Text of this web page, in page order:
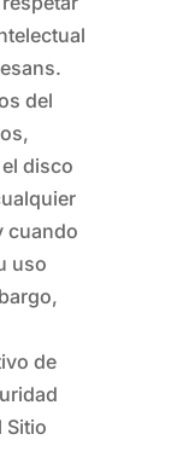
.
del
disco
cuando
uso
de
Sitio